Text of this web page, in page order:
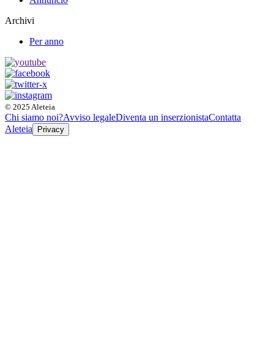
Archivi
Per anno
© 2025 Aleteia
Chi siamo noi?Avviso legaleDiventa un inserzionistaContatta
Aleteia
Privacy